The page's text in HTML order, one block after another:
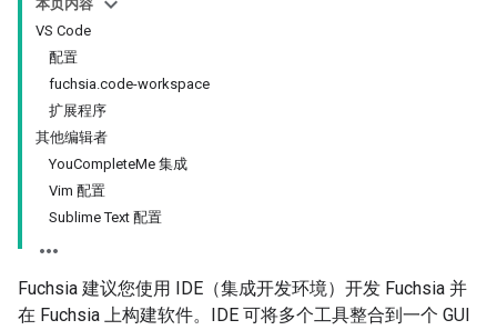
本页内容
VS Code
配置
fuchsia.code-workspace
扩展程序
其他编辑者
YouCompleteMe 集成
Vim 配置
Sublime Text 配置
Fuchsia 建议您使用 IDE（集成开发环境）开发 Fuchsia 并
在 Fuchsia 上构建软件。IDE 可将多个工具整合到一个 GUI